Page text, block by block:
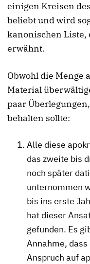
einigen Kreisen
beliebt und wird
kanonischen Liste,
erwähnt.
Obwohl die Menge
Material
paar
behalten sollte:
Alle diese
das zweite bis
noch später
unternommen
bis ins erste
hat dieser
gefunden. Es
Annahme,
Anspruch auf